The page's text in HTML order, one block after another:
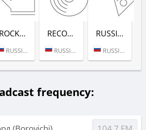
ROCK (РАДИО РЕКОРД)
RUSSIA (MOSCOW)
RECORD DEEP (РАДИО РЕКОРД)
RUSSIA (MOSCOW)
RUSSIAN MIX (РАДИО РЕКОРД)
RUSSIA (MOSCOW)
frequency: